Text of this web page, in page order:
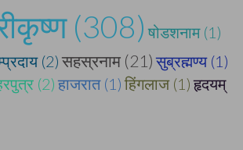
(308) षोडशनाम (1)
(2) सहस्रनाम (21) सुब्रह्मण्य (1)
(2) हाजरात (1) हिंगलाज (1) हृदयम्